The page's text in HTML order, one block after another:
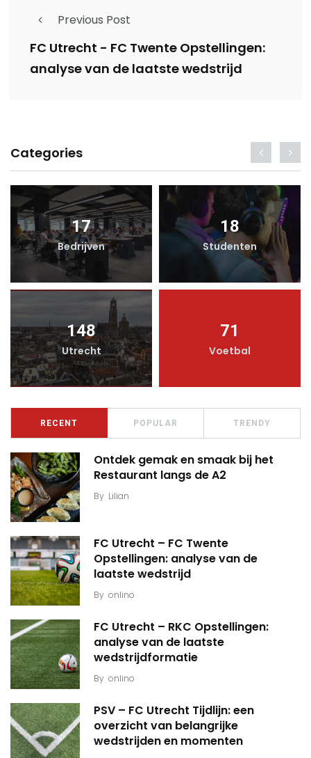
Previous Post
FC Utrecht - FC Twente Opstellingen:
analyse van de laatste wedstrijd
Categories
17
Bedrijven
18
Studenten
148
Utrecht
71
Voetbal
RECENT POPULAR TRENDY
Ontdek gemak en smaak bij het
Restaurant langs de A2
By Lilian
FC Utrecht – FC Twente
Opstellingen: analyse van de
laatste wedstrijd
By onlino
FC Utrecht – RKC Opstellingen:
analyse van de laatste
wedstrijdformatie
By onlino
PSV – FC Utrecht Tijdlijn: een
overzicht van belangrijke
wedstrijden en momenten